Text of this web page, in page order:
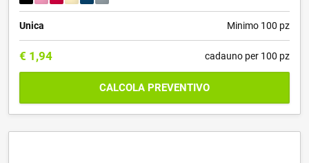
Unica Minimo 100 pz
€ 1,94 cadauno per 100 pz
CALCOLA PREVENTIVO